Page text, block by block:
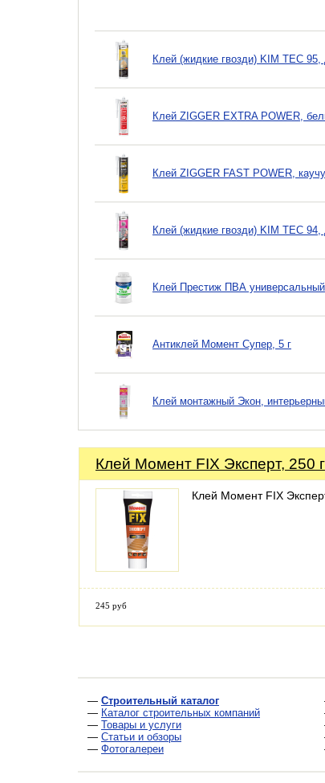
Клей (жидкие гвозди) KIM TEC
Клей ZIGGER EXTRA POWER,
Клей ZIGGER FAST POWER,
Клей (жидкие гвозди) KIM TEC
Клей Престиж ПВА
Антиклей Момент Супер, 5 г
Клей монтажный Экон,
Клей Момент FIX Эксперт, 250 г
Клей Момент FIX
245 руб
— Строительный каталог
— Каталог строительных компаний
— Товары и услуги
— Статьи и обзоры
— Фотогалереи